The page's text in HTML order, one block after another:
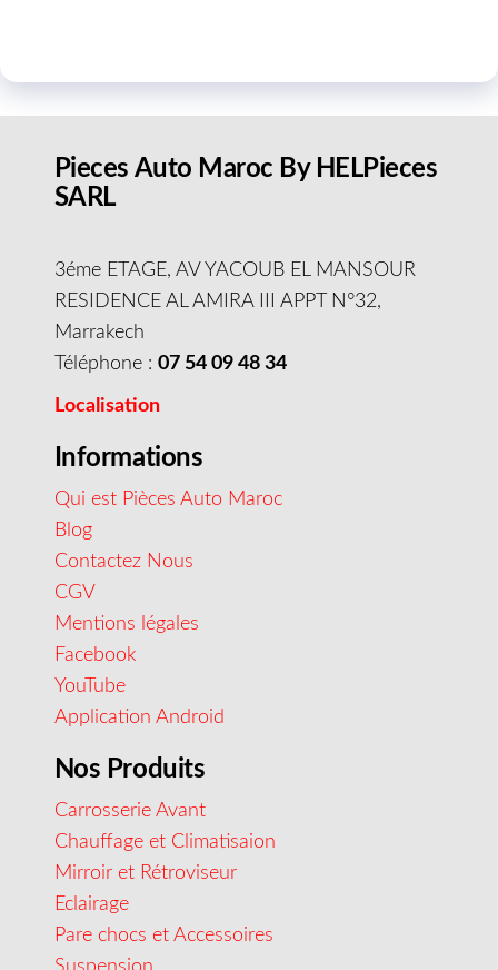
Pieces Auto Maroc By HELPieces
SARL
3éme ETAGE, AV YACOUB EL MANSOUR
RESIDENCE AL AMIRA III APPT N°32,
Marrakech
Téléphone : 07 54 09 48 34
Localisation
Informations
Qui est Pièces Auto Maroc
Blog
Contactez Nous
CGV
Mentions légales
Facebook
YouTube
Application Android
Nos Produits
Carrosserie Avant
Chauffage et Climatisaion
Mirroir et Rétroviseur
Eclairage
Pare chocs et Accessoires